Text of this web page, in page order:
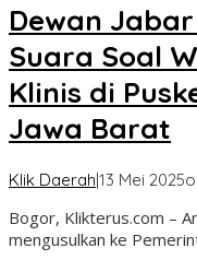
Dewan
Suara Soal
Klinis di
Jawa Barat
Klik Daerah|13 Mei 2025
Bogor, Klikterus.com –
mengusulkan ke